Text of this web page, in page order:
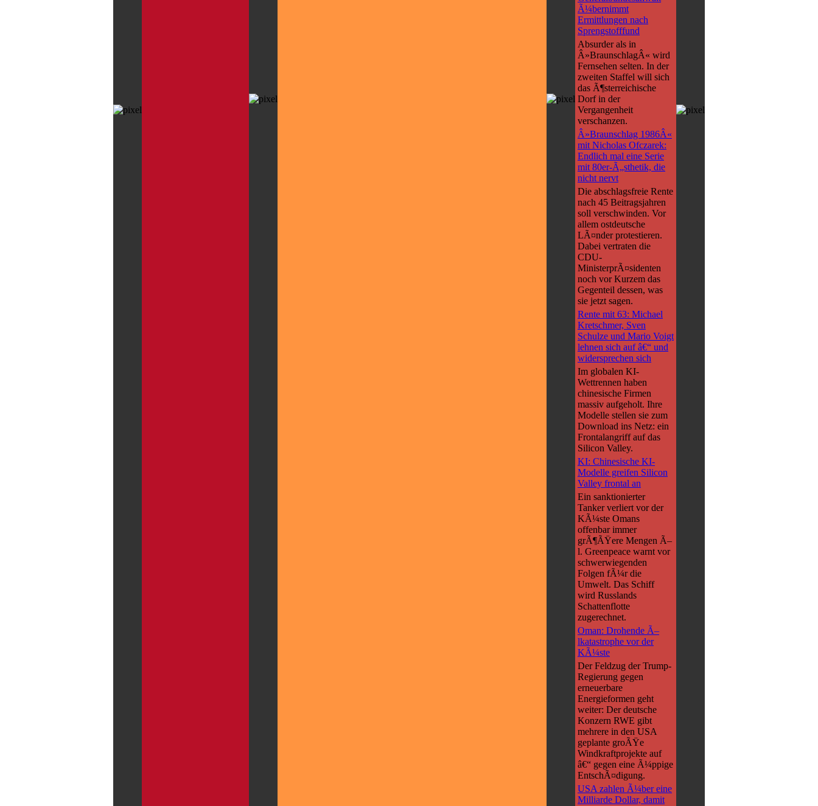
Ã¼bernimmt
Ermittlungen nach
Sprengstofffund
Absurder als in
Â»BraunschlagÂ« wird
Fernsehen selten. In der
zweiten Staffel will sich
das Ã¶sterreichische
Dorf in der
Vergangenheit
verschanzen.
Â»Braunschlag 1986Â«
mit Nicholas Ofczarek:
Endlich mal eine Serie
mit 80er-Ã„sthetik, die
nicht nervt
Die abschlagsfreie Rente
nach 45 Beitragsjahren
soll verschwinden. Vor
allem ostdeutsche
LÃ¤nder protestieren.
Dabei vertraten die
CDU-
MinisterprÃ¤sidenten
noch vor Kurzem das
Gegenteil dessen, was
sie jetzt sagen.
Rente mit 63: Michael
Kretschmer, Sven
Schulze und Mario Voigt
lehnen sich auf â€“ und
widersprechen sich
Im globalen KI-
Wettrennen haben
chinesische Firmen
massiv aufgeholt. Ihre
Modelle stellen sie zum
Download ins Netz: ein
Frontalangriff auf das
Silicon Valley.
KI: Chinesische KI-
Modelle greifen Silicon
Valley frontal an
Ein sanktionierter
Tanker verliert vor der
KÃ¼ste Omans
offenbar immer
grÃ¶ÃŸere Mengen Ã–
l. Greenpeace warnt vor
schwerwiegenden
Folgen fÃ¼r die
Umwelt. Das Schiff
wird Russlands
Schattenflotte
zugerechnet.
Oman: Drohende Ã–
lkatastrophe vor der
KÃ¼ste
Der Feldzug der Trump-
Regierung gegen
erneuerbare
Energieformen geht
weiter: Der deutsche
Konzern RWE gibt
mehrere in den USA
geplante groÃŸe
Windkraftprojekte auf
â€“ gegen eine Ã¼ppige
EntschÃ¤digung.
USA zahlen Ã¼ber eine
Milliarde Dollar, damit